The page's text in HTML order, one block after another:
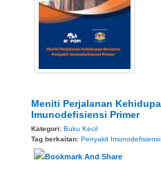
Meniti Perjalanan
Imunodefisiensi Primer
Kategori: Buku Kecil
Tag berkaitan: Penyakit Imunodefisiensi